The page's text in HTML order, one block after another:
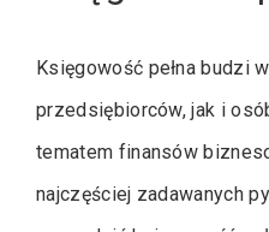
Księgowość pełna budzi
przedsiębiorców, jak i
tematem finansów
najczęściej zadawanych